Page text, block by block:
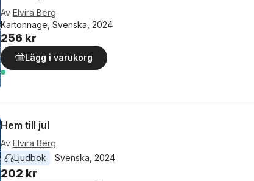
Av Elvira Berg
Kartonnage, Svenska, 2024
256 kr
Lägg i varukorg
Hem till jul
Av Elvira Berg
Ljudbok
Svenska 2024
202 kr